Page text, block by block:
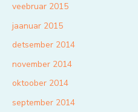
veebruar 2015
jaanuar 2015
detsember 2014
november 2014
oktoober 2014
september 2014